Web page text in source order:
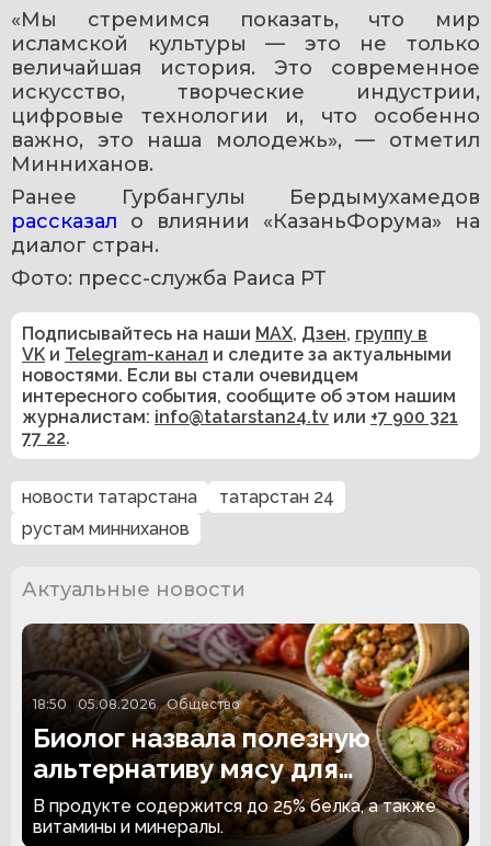
«Мы стремимся показать, что мир
исламской культуры — это не только
величайшая история. Это современное
искусство, творческие индустрии,
цифровые технологии и, что особенно
важно, это наша молодежь», — отметил
Минниханов.
рассказал о влиянии «КазаньФорума» на
диалог стран.
Фото: пресс-служба Раиса РТ
Подписывайтесь на наши MAX, Дзен, группу в
VK и Telegram-канал и следите за актуальными
новостями. Если вы стали очевидцем
интересного события, сообщите об этом нашим
журналистам: info@tatarstan24.tv или +7 900 321
77 22.
новости татарстана
татарстан 24
рустам минниханов
Актуальные новости
18:50 05.08.2026 Общество
Биолог назвала полезную
альтернативу мясу для
вегетарианцев
В продукте содержится до 25% белка, а также
витамины и минералы.